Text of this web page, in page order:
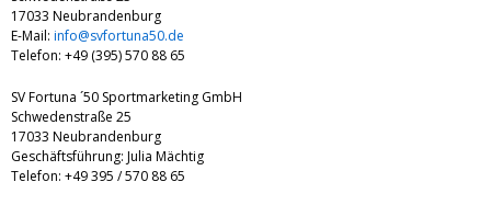
17033 Neubrandenburg
E-Mail: info@svfortuna50.de
Telefon: +49 (395) 570 88 65
SV Fortuna ´50 Sportmarketing GmbH
Schwedenstraße 25
17033 Neubrandenburg
Geschäftsführung: Julia Mächtig
Telefon: +49 395 / 570 88 65